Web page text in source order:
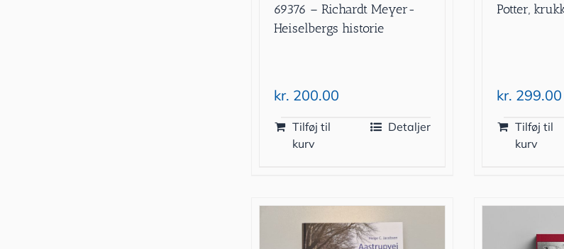
69376 – Richardt Meyer-
Heiselbergs historie
kr. 200.00
Tilføj til
kurv
Detaljer
Potter,
kr. 299.00
Tilføj til
kurv